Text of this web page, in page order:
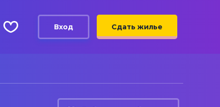
Вход Сдать жилье